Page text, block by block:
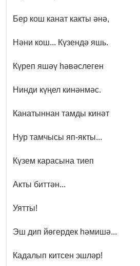
Бер кош канат какты әнә,
Нәни кош... Күзендә яшь.
Күреп яшәү һәвәслеген
Нинди күңел кинәнмәс.
Канатыннан тамды кинәт
Нур тамчысы яп-якты...
Күзем карасына тиеп
Акты биттән...
Уятты!
Эш дип йөгердек һәмишә...
Кадалып китсен эшләр!